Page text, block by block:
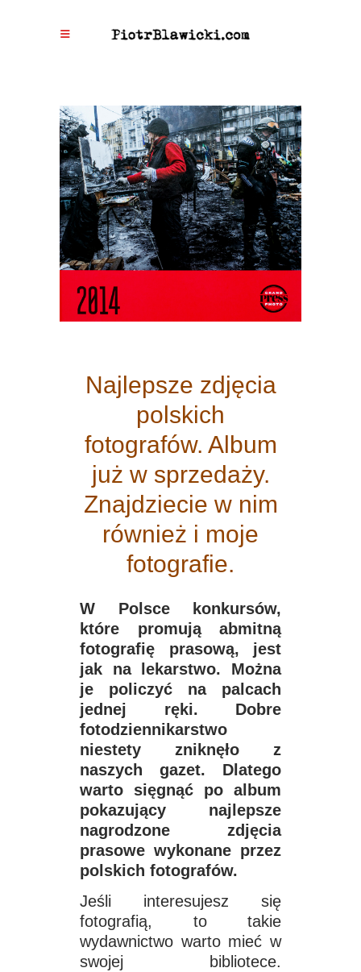
Najlepsze zdjęcia
polskich
fotografów. Album
już w sprzedaży.
Znajdziecie w nim
również i moje
fotografie.
W Polsce konkursów,
które promują abmitną
fotografię prasową, jest
jak na lekarstwo. Można
je policzyć na palcach
jednej ręki. Dobre
fotodziennikarstwo
niestety zniknęło z
naszych gazet. Dlatego
warto sięgnąć po album
pokazujący najlepsze
nagrodzone zdjęcia
prasowe wykonane przez
polskich fotografów.
Jeśli interesujesz się
fotografią, to takie
wydawnictwo warto mieć w
swojej bibliotece.